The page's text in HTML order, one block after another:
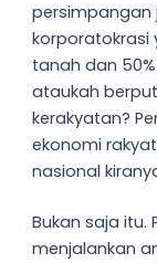
persimpangan
korporatokrasi
tanah dan
ataukah
kerakyatan?
ekonomi
nasional
Bukan saja
menjalankan